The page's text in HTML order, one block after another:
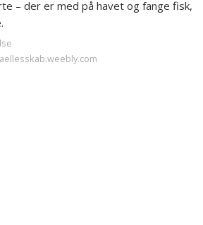
– der er med på havet og fange fisk,